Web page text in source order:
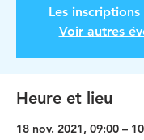
Les
Voir autres
Heure et lieu
18 nov. 2021, 09:00 –